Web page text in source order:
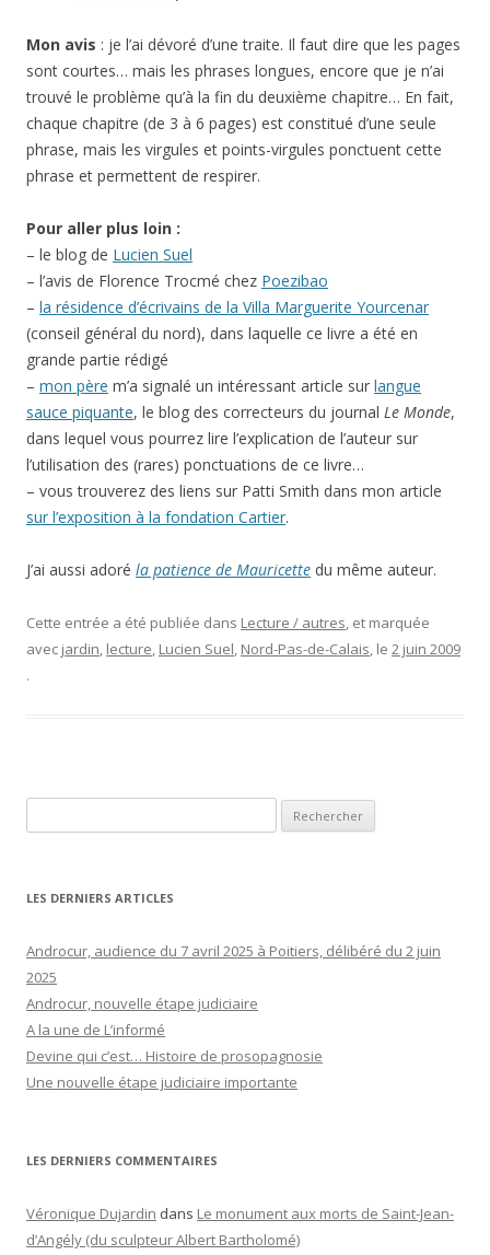
Mon avis : je l’ai dévoré d’une traite. Il faut dire que les pages
sont courtes… mais les phrases longues, encore que je n’ai
trouvé le problème qu’à la fin du deuxième chapitre… En fait,
chaque chapitre (de 3 à 6 pages) est constitué d’une seule
phrase, mais les virgules et points-virgules ponctuent cette
phrase et permettent de respirer.
Pour aller plus loin :
– le blog de Lucien Suel
– l’avis de Florence Trocmé chez Poezibao
– la résidence d’écrivains de la Villa Marguerite Yourcenar
(conseil général du nord), dans laquelle ce livre a été en
grande partie rédigé
– mon père m’a signalé un intéressant article sur langue
sauce piquante, le blog des correcteurs du journal Le Monde,
dans lequel vous pourrez lire l’explication de l’auteur sur
l’utilisation des (rares) ponctuations de ce livre…
– vous trouverez des liens sur Patti Smith dans mon article
sur l’exposition à la fondation Cartier.
J’ai aussi adoré la patience de Mauricette du même auteur.
Cette entrée a été publiée dans Lecture / autres, et marquée
avec jardin, lecture, Lucien Suel, Nord-Pas-de-Calais, le 2 juin 2009
.
LES DERNIERS ARTICLES
Androcur, audience du 7 avril 2025 à Poitiers, délibéré du 2 juin
2025
Androcur, nouvelle étape judiciaire
A la une de L’informé
Devine qui c’est… Histoire de prosopagnosie
Une nouvelle étape judiciaire importante
LES DERNIERS COMMENTAIRES
Véronique Dujardin dans Le monument aux morts de Saint-Jean-
d’Angély (du sculpteur Albert Bartholomé)